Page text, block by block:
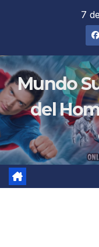
7
Mundo
del